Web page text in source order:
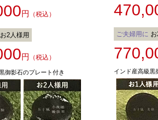
円 （税込）
お2人様用
円 （税込）
御影石のプレート付き
ご夫婦用に
インド産高級黒